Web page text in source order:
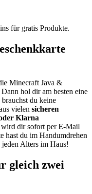
für gratis Produkte.
Minecraft Java &
hol dir am besten eine
du keine
vielen sicheren
Klarna
dir sofort per E-Mail
hast du im Handumdrehen
Alters im Haus!
gleich zwei